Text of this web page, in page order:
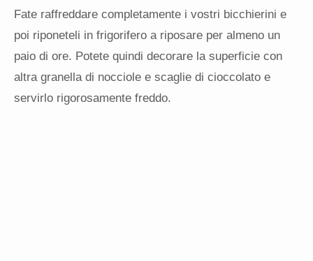
Fate raffreddare completamente i vostri bicchierini e
poi riponeteli in frigorifero a riposare per almeno un
paio di ore. Potete quindi decorare la superficie con
altra granella di nocciole e scaglie di cioccolato e
servirlo rigorosamente freddo.